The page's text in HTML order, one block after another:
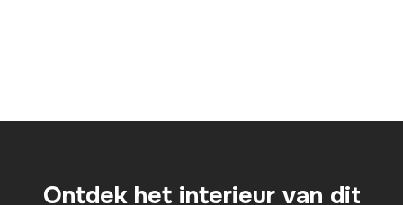
Ontdek het interieur van dit